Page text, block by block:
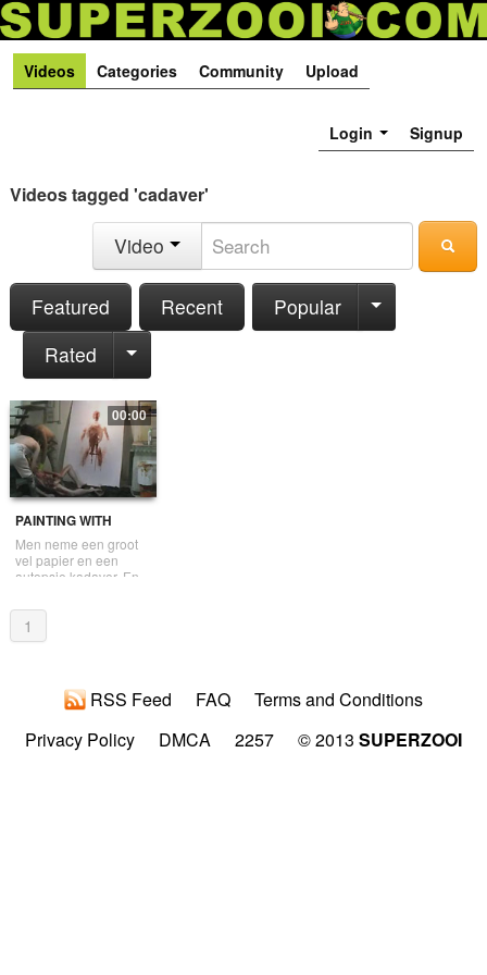
Videos Categories Community Upload
Login Signup
Videos tagged 'cadaver'
Video
Featured Recent
Popular
Rated
PAINTING WITH
AUTOPSY CADAVER
Men neme een groot
vel papier en een
autopsie kadaver. En
00:00
1
RSS Feed FAQ
Terms and Conditions
Privacy Policy
DMCA 2257 © 2013 SUPERZOOI